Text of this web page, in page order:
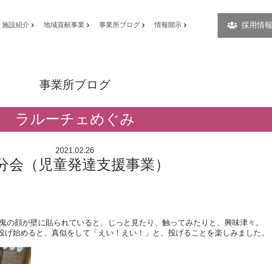
施設紹介 地域貢献事業 事業所ブログ 情報開示 採用情報
事業所ブログ
ラルーチェめぐみ
2021.02.26
会（児童発達支援事業）
の顔が壁に貼られていると、じっと見たり、触ってみたりと、興味津々。
始めると、真似をして「えい！えい！」と、投げることを楽しみました。